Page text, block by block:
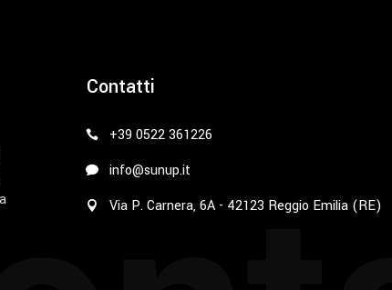
Contatti
+39 0522 361226
info@sunup.it
Via P. Carnera, 6A - 42123 Reggio Emilia (RE)